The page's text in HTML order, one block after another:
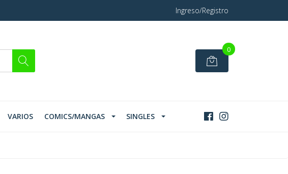
Ingreso/Registro
0
VARIOS COMICS/MANGAS SINGLES